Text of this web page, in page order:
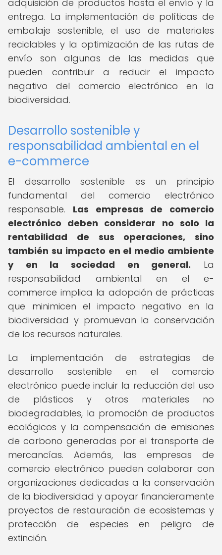
adquisición de productos hasta el envío y la
entrega. La implementación de políticas de
embalaje sostenible, el uso de materiales
reciclables y la optimización de las rutas de
envío son algunas de las medidas que
pueden contribuir a reducir el impacto
negativo del comercio electrónico en la
biodiversidad.
Desarrollo sostenible y
responsabilidad ambiental en el
e-commerce
El desarrollo sostenible es un principio
fundamental del comercio electrónico
responsable. Las empresas de comercio
electrónico deben considerar no solo la
rentabilidad de sus operaciones, sino
también su impacto en el medio ambiente
y en la sociedad en general. La
responsabilidad ambiental en el e-
commerce implica la adopción de prácticas
que minimicen el impacto negativo en la
biodiversidad y promuevan la conservación
de los recursos naturales.
La implementación de estrategias de
desarrollo sostenible en el comercio
electrónico puede incluir la reducción del uso
de plásticos y otros materiales no
biodegradables, la promoción de productos
ecológicos y la compensación de emisiones
de carbono generadas por el transporte de
mercancías. Además, las empresas de
comercio electrónico pueden colaborar con
organizaciones dedicadas a la conservación
de la biodiversidad y apoyar financieramente
proyectos de restauración de ecosistemas y
protección de especies en peligro de
extinción.